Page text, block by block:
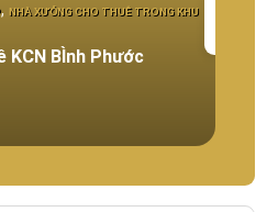
, NHÀ XƯỞNG CHO THUÊ TRONG KHU
KCN BÌnh Phước